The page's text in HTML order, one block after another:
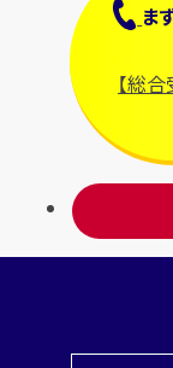
ま
【総